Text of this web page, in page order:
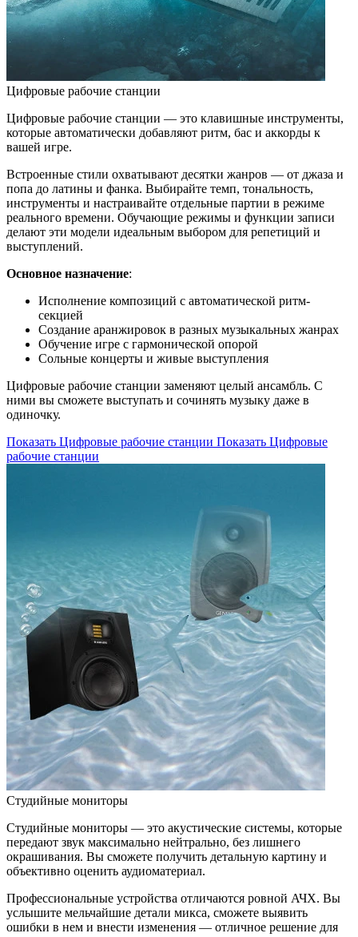
Цифровые рабочие станции
Цифровые рабочие станции — это клавишные инструменты,
которые автоматически добавляют ритм, бас и аккорды к
вашей игре.
Встроенные стили охватывают десятки жанров — от джаза и
попа до латины и фанка. Выбирайте темп, тональность,
инструменты и настраивайте отдельные партии в режиме
реального времени. Обучающие режимы и функции записи
делают эти модели идеальным выбором для репетиций и
выступлений.
Основное назначение:
Исполнение композиций с автоматической ритм-
секцией
Создание аранжировок в разных музыкальных жанрах
Обучение игре с гармонической опорой
Сольные концерты и живые выступления
Цифровые рабочие станции заменяют целый ансамбль. С
ними вы сможете выступать и сочинять музыку даже в
одиночку.
Показать Цифровые рабочие станции Показать Цифровые
рабочие станции
Студийные мониторы
Студийные мониторы — это акустические системы, которые
передают звук максимально нейтрально, без лишнего
окрашивания. Вы сможете получить детальную картину и
объективно оценить аудиоматериал.
Профессиональные устройства отличаются ровной АЧХ. Вы
услышите мельчайшие детали микса, сможете выявить
ошибки в нем и внести изменения — отличное решение для